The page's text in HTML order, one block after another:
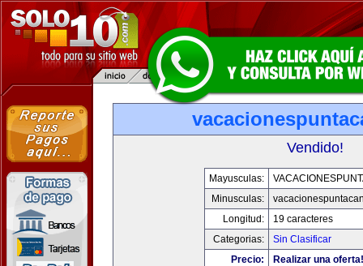
Vendido!
Mayusculas:
Minusculas:
Longitud:
19 caracteres
Categorias:
Sin Clasificar
Precio:
Realizar una oferta!